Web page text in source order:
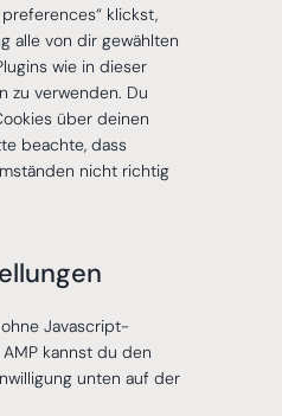
klickst,
alle von dir gewählten
wie in dieser
zu verwenden. Du
über deinen
beachte, dass
nicht richtig
Javascript-
kannst du den
unten auf der